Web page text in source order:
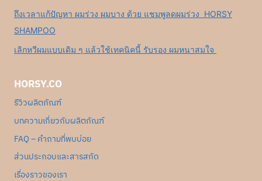
ถึงเวลาแก้ปัญหา ผมร่วง ผมบาง ด้วย แชมพูลดผมร่วง HORSY
SHAMPOO
เลิกหวีผมแบบเดิม ๆ แล้วใช้เทคนิคนี้ รับรอง ผมหนาสมใจ
HORSY.CO
รีวิวผลิตภัณฑ์
บทความเกี่ยวกับผลิตภัณฑ์
FAQ – คำถามที่พบบ่อย
ส่วนประกอบและสารสกัด
เรื่องราวของเรา